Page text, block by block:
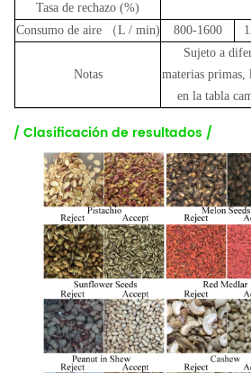
Tasa de rechazo (%)
Consumo de aire （L / min)
800-1600
Notas
Sujeto a
materias primas,
en la tabla
/ Clasificación de resultados /